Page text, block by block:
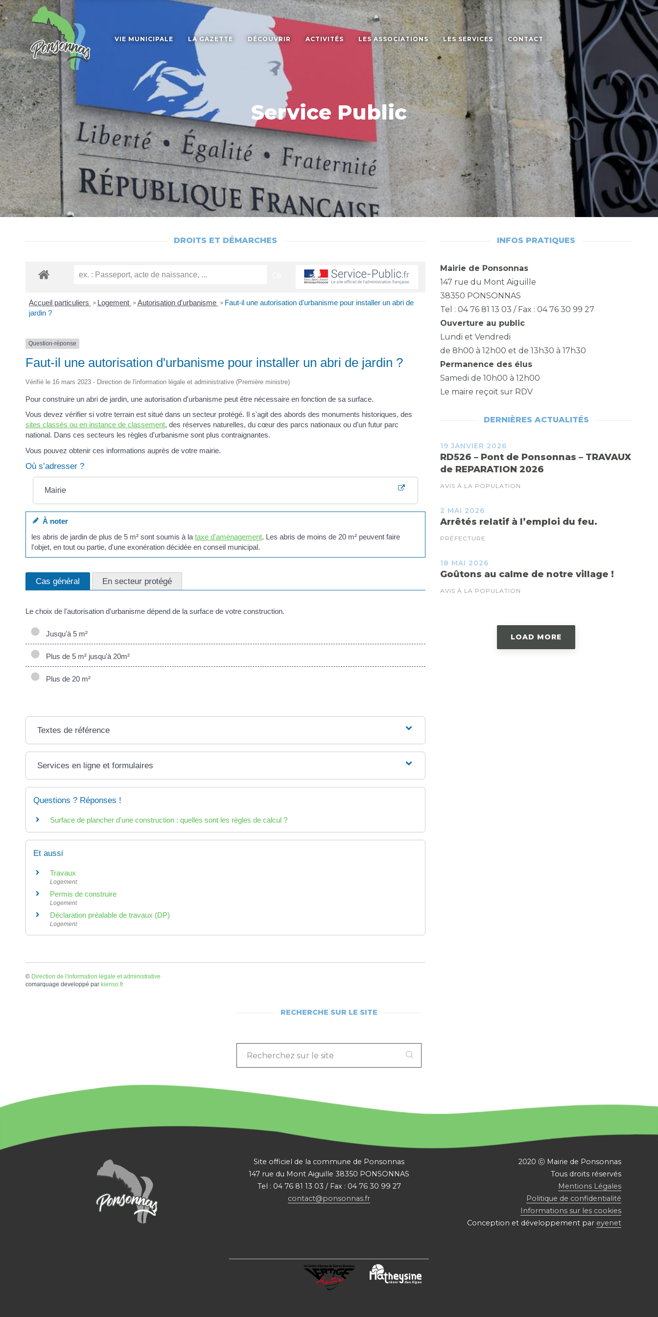
VIE MUNICIPALE LA GAZETTE DÉCOUVRIR ACTIVITÉS LES ASSOCIATIONS LES SERVICES CONTACT
Service Public
DROITS ET DÉMARCHES
Accueil particuliers > Logement > Autorisation d'urbanisme > Faut-il une autorisation d'urbanisme pour installer un abri de
jardin ?
Question-réponse
Faut-il une autorisation d'urbanisme pour installer un abri de jardin ?
Vérifié le 16 mars 2023 - Direction de l'information légale et administrative (Première ministre)
Pour construire un abri de jardin, une autorisation d'urbanisme peut être nécessaire en fonction de sa surface.
Vous devez vérifier si votre terrain est situé dans un secteur protégé. Il s'agit des abords des monuments historiques, des
sites classés ou en instance de classement, des réserves naturelles, du cœur des parcs nationaux ou d'un futur parc
national. Dans ces secteurs les règles d'urbanisme sont plus contraignantes.
Vous pouvez obtenir ces informations auprès de votre mairie.
Où s’adresser ?
Mairie
À noter
les abris de jardin de plus de 5 m² sont soumis à lataxe d'aménagement. Les abris de moins de 20 m² peuvent faire
l'objet, en tout ou partie, d'une exonération décidée en conseil municipal.
Cas général En secteur protégé
Le choix de l'autorisation d'urbanisme dépend de la surface de votre construction.
Jusqu'à 5 m²
Plus de 5 m² jusqu'à 20m²
Plus de 20 m²
Textes de référence
Services en ligne et formulaires
Questions ? Réponses !
Surface de plancher d'une construction : quelles sont les règles de calcul ?
Et aussi
Travaux
Logement
Permis de construire
Logement
Déclaration préalable de travaux (DP)
Logement
© Direction de l'information légale et administrative
comarquage developpé par kienso.fr
INFOS PRATIQUES
Mairie de Ponsonnas
147 rue du Mont Aiguille
38350 PONSONNAS
Tel : 04 76 81 13 03 / Fax : 04 76 30 99 27
Ouverture au public
Lundi et Vendredi
de 8h00 à 12h00 et de 13h30 à 17h30
Permanence des élus
Samedi de 10h00 à 12h00
Le maire reçoit sur RDV
DERNIÈRES ACTUALITÉS
19 JANVIER 2026
RD526 – Pont de Ponsonnas – TRAVAUX
de REPARATION 2026
AVIS À LA POPULATION
2 MAI 2026
Arrêtés relatif à l’emploi du feu.
PRÉFECTURE
18 MAI 2026
Goûtons au calme de notre village !
AVIS À LA POPULATION
LOAD MORE
RECHERCHE SUR LE SITE
RECHERCHEZ
SUR
SITE
Site officiel de la commune de Ponsonnas
147 rue du Mont Aiguille 38350 PONSONNAS
Tel : 04 76 81 13 03 / Fax : 04 76 30 99 27
contact@ponsonnas.fr
2020 ⓒ Mairie de Ponsonnas
Tous droits réservés
Mentions Légales
Politique de confidentialité
Informations sur les cookies
Conception et développement par eyenet